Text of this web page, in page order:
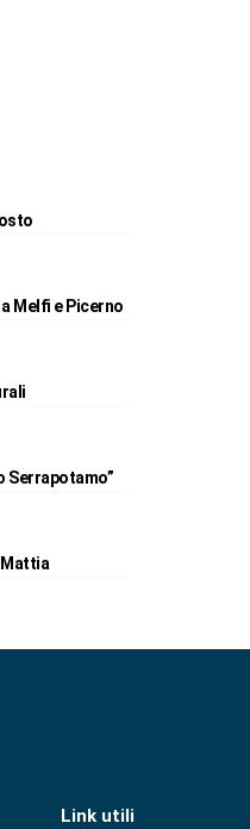
Melfi e Picerno
Serrapotamo”
Mattia
Link utili